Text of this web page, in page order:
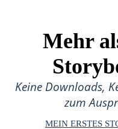
Mehr
Keine Downloads,
zum
MEIN ERSTES